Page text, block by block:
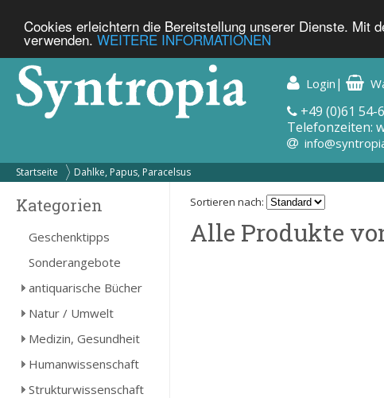
Cookies erleichtern die Bereitstellung unserer Dienste. Mit
verwenden. WEITERE INFORMATIONEN
Login |
+49 (0)61 54-
Telefonzeiten:
Startseite Dahlke, Papus, Paracelsus
Kategorien
Geschenktipps
Sonderangebote
antiquarische Bücher
Natur / Umwelt
Medizin, Gesundheit
Humanwissenschaft
Strukturwissenschaft
Sortieren nach:
Alle Produkte